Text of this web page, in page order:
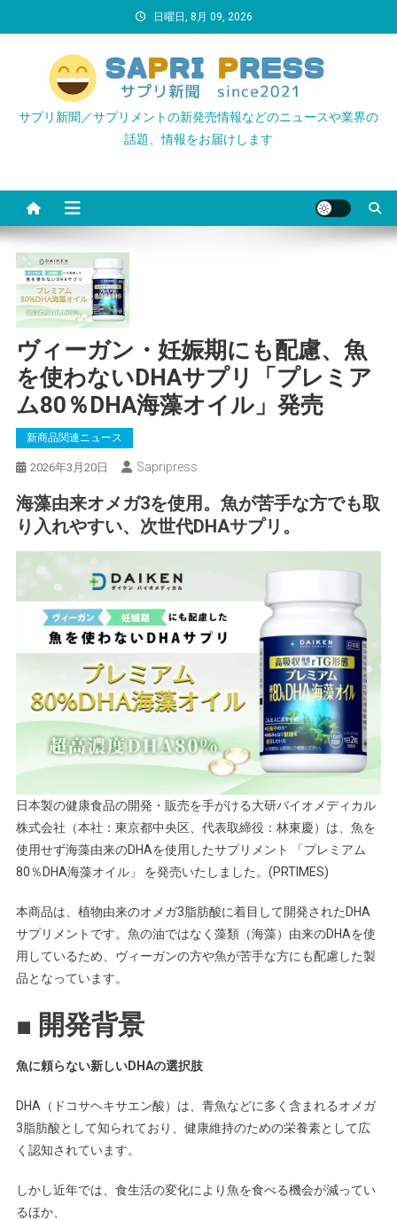
to
日曜日, 8月 09, 2026
サプリ新聞／サプリメントの新発売情報などのニュースや業界の
話題、情報をお届けします
ヴィーガン・妊娠期にも配慮、魚
を使わないDHAサプリ「プレミア
ム80％DHA海藻オイル」発売
新商品関連ニュース
2026年3月20日 Sapripress
海藻由来オメガ3を使用。魚が苦手な方でも取
り入れやすい、次世代DHAサプリ。
日本製の健康食品の開発・販売を手がける大研バイオメディカル
株式会社（本社：東京都中央区、代表取締役：林東慶）は、魚を
使用せず海藻由来のDHAを使用したサプリメント 「プレミアム
80％DHA海藻オイル」 を発売いたしました。(PRTIMES)
本商品は、植物由来のオメガ3脂肪酸に着目して開発されたDHA
サプリメントです。魚の油ではなく藻類（海藻）由来のDHAを使
用しているため、ヴィーガンの方や魚が苦手な方にも配慮した製
品となっています。
■ 開発背景
魚に頼らない新しいDHAの選択肢
DHA（ドコサヘキサエン酸）は、青魚などに多く含まれるオメガ
3脂肪酸として知られており、健康維持のための栄養素として広
く認知されています。
しかし近年では、食生活の変化により魚を食べる機会が減ってい
るほか、